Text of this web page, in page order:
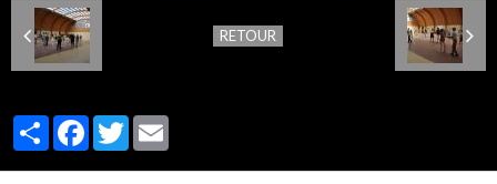
RETOUR
PartagerFacebook
Twitter